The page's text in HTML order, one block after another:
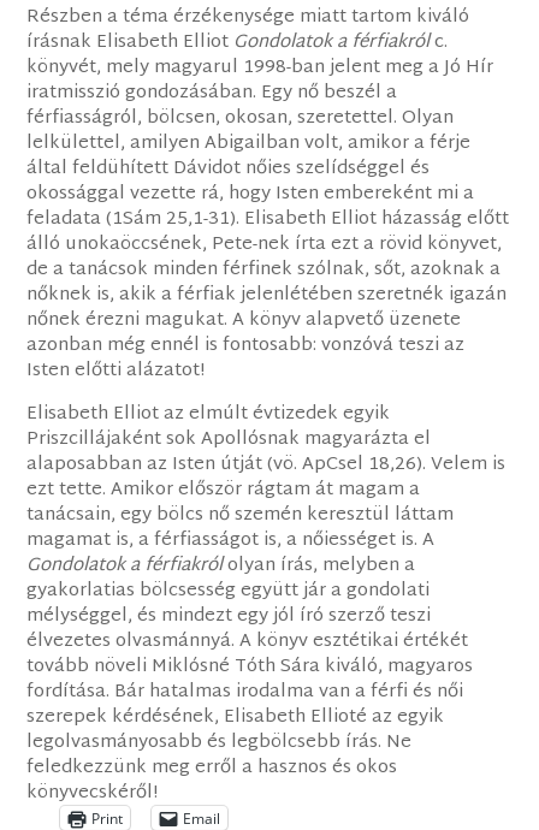
Részben a téma érzékenysége miatt tartom kiváló
írásnak Elisabeth Elliot Gondolatok a férfiakrólc.
könyvét, mely magyarul 1998-ban jelent meg a Jó Hír
iratmisszió gondozásában. Egy nő beszél a
férfiasságról, bölcsen, okosan, szeretettel. Olyan
lelkülettel, amilyen Abigailban volt, amikor a férje
által feldühített Dávidot nőies szelídséggel és
okossággal vezette rá, hogy Isten embereként mi a
feladata (1Sám 25,1-31). Elisabeth Elliot házasság előtt
álló unokaöccsének, Pete-nek írta ezt a rövid könyvet,
de a tanácsok minden férfinek szólnak, sőt, azoknak a
nőknek is, akik a férfiak jelenlétében szeretnék igazán
nőnek érezni magukat. A könyv alapvető üzenete
azonban még ennél is fontosabb: vonzóvá teszi az
Isten előtti alázatot!
Elisabeth Elliot az elmúlt évtizedek egyik
Priszcillájaként sok Apollósnak magyarázta el
alaposabban az Isten útját (vö. ApCsel 18,26). Velem is
ezt tette. Amikor először rágtam át magam a
tanácsain, egy bölcs nő szemén keresztül láttam
magamat is, a férfiasságot is, a nőiességet is. A
Gondolatok a férfiakrólolyan írás, melyben a
gyakorlatias bölcsesség együtt jár a gondolati
mélységgel, és mindezt egy jól író szerző teszi
élvezetes olvasmánnyá. A könyv esztétikai értékét
tovább növeli Miklósné Tóth Sára kiváló, magyaros
fordítása. Bár hatalmas irodalma van a férfi és női
szerepek kérdésének, Elisabeth Ellioté az egyik
legolvasmányosabb és legbölcsebb írás. Ne
feledkezzünk meg erről a hasznos és okos
könyvecskéről!
Print Email